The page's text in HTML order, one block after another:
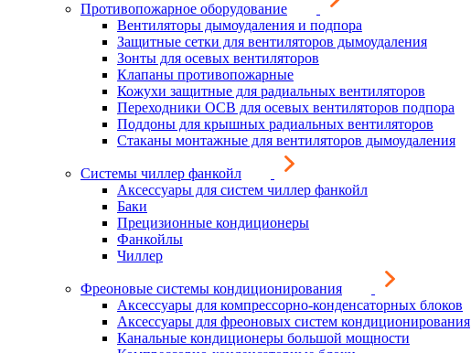
Противопожарное оборудование
Вентиляторы дымоудаления и подпора
Защитные сетки для вентиляторов дымоудаления
Зонты для осевых вентиляторов
Клапаны противопожарные
Кожухи защитные для радиальных вентиляторов
Переходники ОСВ для осевых вентиляторов подпора
Поддоны для крышных радиальных вентиляторов
Стаканы монтажные для вентиляторов дымоудаления
Системы чиллер фанкойл
Аксессуары для систем чиллер фанкойл
Баки
Прецизионные кондиционеры
Фанкойлы
Чиллер
Фреоновые системы кондиционирования
Аксессуары для компрессорно-конденсаторных блоков
Аксессуары для фреоновых систем кондиционирования
Канальные кондиционеры большой мощности